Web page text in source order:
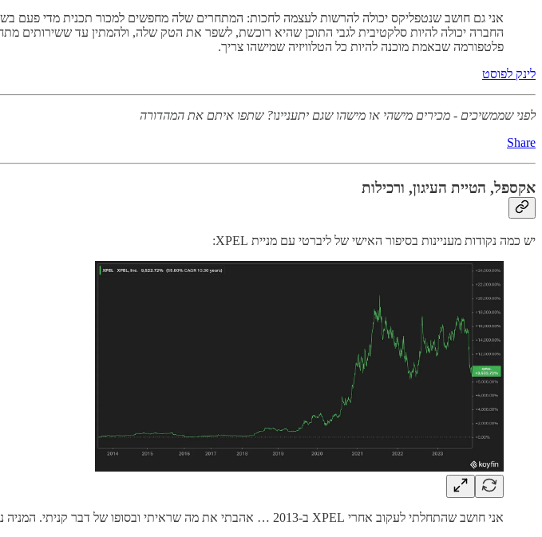
אני גם חושב שנטפליקס יכולה להרשות לעצמה לחכות: המתחרים שלה מחפשים למכור תכנית מדי פעם
החברה יכולה להיות סלקטיבית לגבי התוכן שהיא רוכשת, לשפר את הטק שלה, ולהמתין עד ששירותים
פלטפורמה שבאמת מוכנה להיות כל הטלוויזיה שמישהו צריך.
לינק לפוסט
לפני שממשיכים - מכירים מישהי או מישהו שגם יתעניינו? שתפו איתם את המהדורה
Share
אקספל, הטיית העיגון, ורכילות
יש כמה נקודות מעניינות בסיפור האישי של ליברטי עם מניית XPEL:
אני חושב שהתחלתי לעקוב אחרי XPEL ב-2013 … אהבתי את מה שראיתי ובסופו של דבר קניתי. המניה נסחרה אז בטווח של 2-3 דולר.